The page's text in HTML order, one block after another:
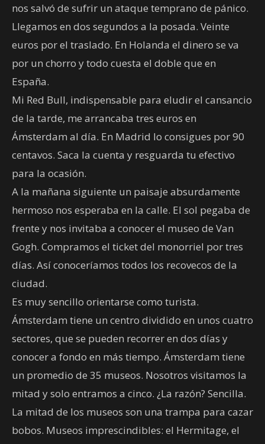
nos salvó de sufrir un ataque temprano de pánico.
Llegamos en dos segundos a la posada. Veinte
euros por el traslado. En Holanda el dinero se va
por un chorro y todo cuesta el doble que en
España.
Mi Red Bull, indispensable para eludir el cansancio
de la tarde, me arrancaba tres euros en
Ámsterdam al día. En Madrid lo consigues por 90
centavos. Saca la cuenta y resguarda tu efectivo
para la ocasión.
A la mañana siguiente un paisaje absurdamente
hermoso nos esperaba en la calle. El sol pegaba de
frente y nos invitaba a conocer el museo de Van
Gogh. Compramos el ticket del monorriel por tres
días. Así conoceríamos todos los recovecos de la
ciudad.
Es muy sencillo orientarse como turista.
Ámsterdam tiene un centro dividido en unos cuatro
sectores, que se pueden recorrer en dos días y
conocer a fondo en más tiempo. Ámsterdam tiene
un promedio de 35 museos. Nosotros visitamos la
mitad y solo entramos a cinco. ¿La razón? Sencilla.
La mitad de los museos son una trampa para cazar
bobos. Museos imprescindibles: el Hermitage, el